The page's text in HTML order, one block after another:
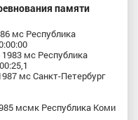
памяти
мс Республика
мс Республика
мс Санкт-Петербург
мсмк Республика Коми